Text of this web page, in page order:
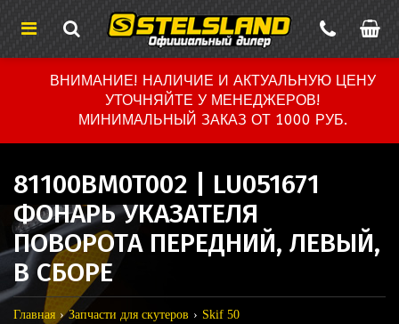
ВНИМАНИЕ! НАЛИЧИЕ И АКТУАЛЬНУЮ ЦЕНУ
УТОЧНЯЙТЕ У МЕНЕДЖЕРОВ!
МИНИМАЛЬНЫЙ ЗАКАЗ ОТ 1000 РУБ.
81100BM0T002 | LU051671
ФОНАРЬ УКАЗАТЕЛЯ
ПОВОРОТА ПЕРЕДНИЙ, ЛЕВЫЙ,
В СБОРЕ
Главная Запчасти для скутеров
Skif 50